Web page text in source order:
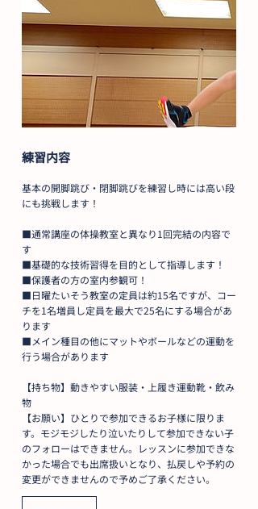
練習内容
基本の開脚跳び・閉脚跳びを練習し時には高い段
にも挑戦します！
■通常講座の体操教室と異なり1回完結の内容で
す
■基礎的な技術習得を目的として指導します！
■保護者の方の室内参観可！
■日曜たいそう教室の定員は約15名ですが、コー
チを1名増員し定員を最大で25名にする場合があ
ります
■メイン種目の他にマットやボールなどの運動を
行う場合があります
【持ち物】動きやすい服装・上履き運動靴・飲み
物
【お願い】ひとりで参加できるお子様に限りま
す。モジモジしたり泣いたりして参加できない子
のフォローはできません。レッスンに参加できな
かった場合でも出席扱いとなり、払戻しや予約の
変更ができませんので予めご了承ください。